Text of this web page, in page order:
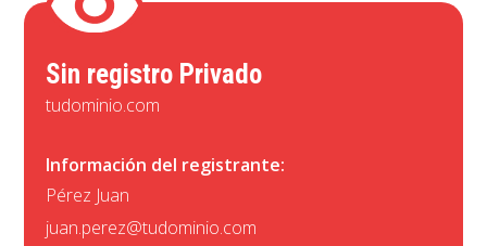
Sin registro Privado
tudominio.com
Información del registrante:
Pérez Juan
juan.perez@tudominio.com